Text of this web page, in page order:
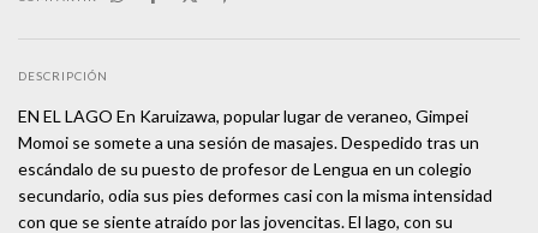
DESCRIPCIÓN
EN EL LAGO En Karuizawa, popular lugar de veraneo, Gimpei
Momoi se somete a una sesión de masajes. Despedido tras un
escándalo de su puesto de profesor de Lengua en un colegio
secundario, odia sus pies deformes casi con la misma intensidad
con que se siente atraído por las jovencitas. El lago, con su